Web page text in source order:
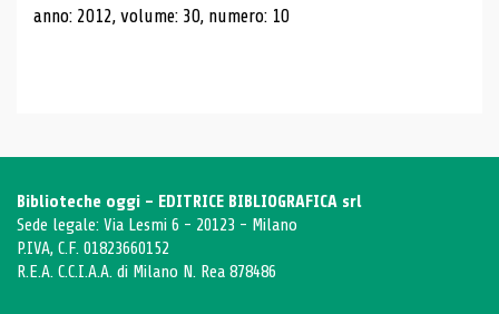
anno: 2012, volume: 30, numero: 10
Biblioteche oggi - EDITRICE BIBLIOGRAFICA srl
Sede legale: Via Lesmi 6 - 20123 - Milano
P.IVA, C.F. 01823660152
R.E.A. C.C.I.A.A. di Milano N. Rea 878486